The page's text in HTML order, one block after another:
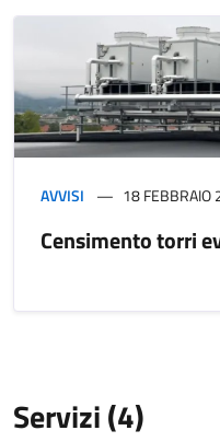
AVVISI 18 FEBBRAIO
Censimento torri
Servizi (4)